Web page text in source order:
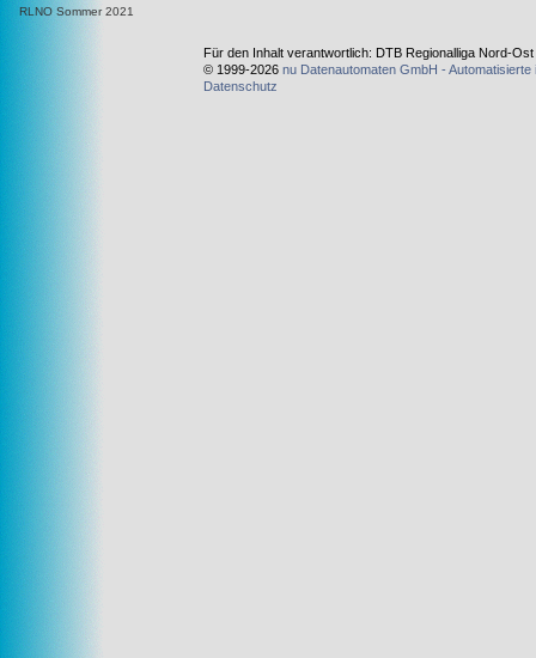
RLNO Sommer 2021
Für den Inhalt verantwortlich: DTB Regionalliga Nord-
© 1999-2026 nu Datenautomaten GmbH -
Datenschutz